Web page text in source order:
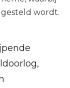
wordt.